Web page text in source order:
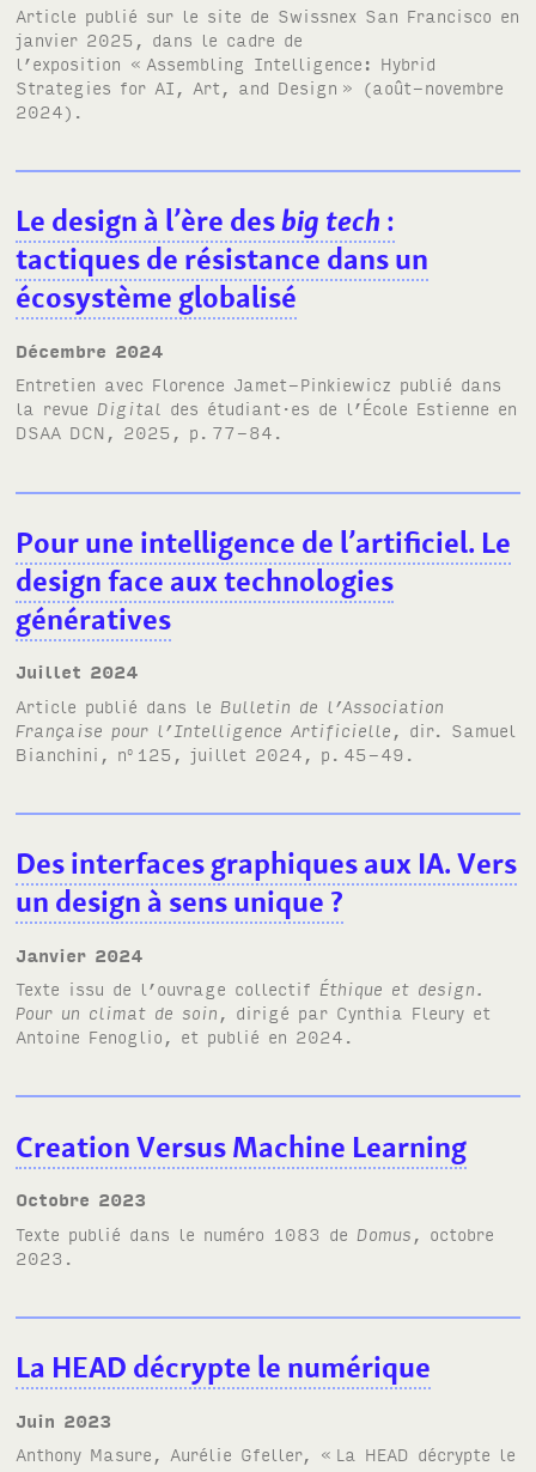
Article publié sur le site de Swissnex San Francisco en
janvier 2025, dans le cadre de
l’exposition « Assembling Intelligence: Hybrid
Strategies for AI, Art, and Design » (août-novembre
2024).
Le design à l’ère desbig tech :
tactiques de résistance dans un
écosystème globalisé
décembre 2024
Entretien avec Florence Jamet-Pinkiewicz publié dans
la revue Digital des étudiant·es de l’École Estienne en
DSAA DCN , 2025, p. 77-84.
Pour une intelligence de l’artificiel. Le
design face aux technologies
génératives
juillet 2024
Article publié dans le Bulletin de l’Association
Française pour l’Intelligence Artificielle , dir. Samuel
Bianchini, no 125, juillet 2024, p. 45-49.
Des interfaces graphiques aux IA. Vers
un design à sens unique ?
janvier 2024
Texte issu de l’ouvrage collectif Éthique et design.
Pour un climat de soin , dirigé par Cynthia Fleury et
Antoine Fenoglio, et publié en 2024.
Creation Versus Machine Learning
octobre 2023
Texte publié dans le numéro 1083 de Domus , octobre
2023.
La HEAD décrypte le numérique
juin 2023
Anthony Masure, Aurélie Gfeller, « La HEAD décrypte le